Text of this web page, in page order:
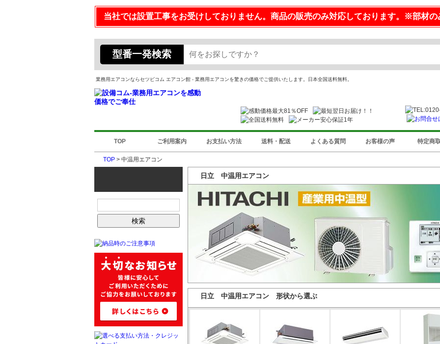
当社では設置工事をお受けしておりません。商品の販売のみ対応しております。※部材
型番一発検索
業務用エアコンならセツビコム エアコン館 - 業務用エアコンを驚きの価格でご提供いたします。日本全国送料無料。
TOP ご利用案内 お支払い方法 送料・配送 よくある質問 お客様の声 特定商
TOP > 中温用エアコン
日立 中温用エアコン
日立 中温用エアコン 形状から選ぶ